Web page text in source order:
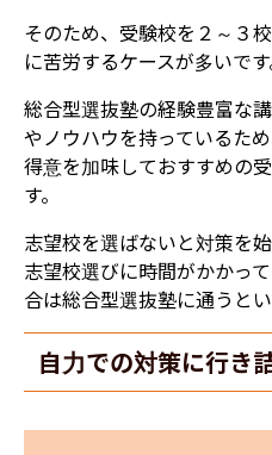
そのため、受験校を２～３
に苦労するケースが多いです
総合型選抜塾の経験豊富な
やノウハウを持っているた
得意を加味しておすすめの
す。
志望校を選ばないと対策を
志望校選びに時間がかかっ
合は総合型選抜塾に通うとい
自力での対策に行き